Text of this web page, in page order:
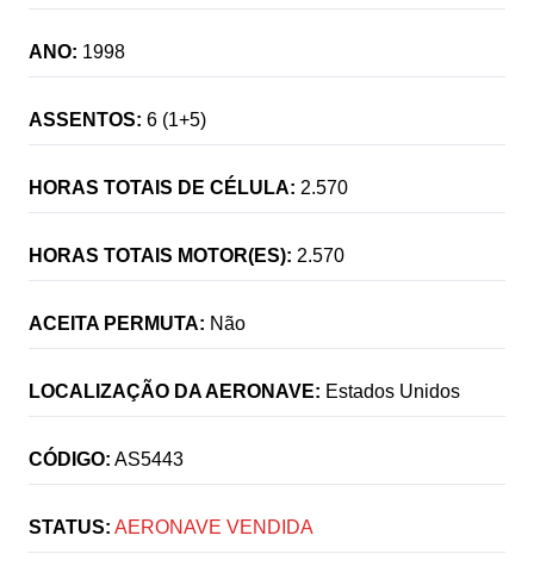
ANO: 1998
ASSENTOS: 6 (1+5)
HORAS TOTAIS DE CÉLULA: 2.570
HORAS TOTAIS MOTOR(ES): 2.570
ACEITA PERMUTA: Não
LOCALIZAÇÃO DA AERONAVE: Estados Unidos
CÓDIGO: AS5443
STATUS: AERONAVE VENDIDA